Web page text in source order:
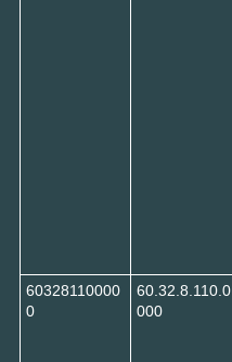
60328110000
0
60.32.8.110.0
000